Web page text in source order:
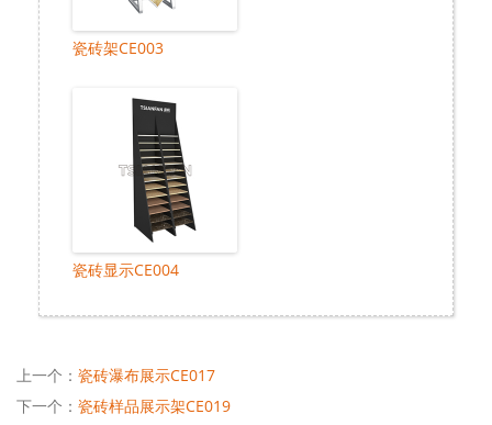
瓷砖架CE003
瓷砖显示CE004
上一个： 瓷砖瀑布展示CE017
下一个： 瓷砖样品展示架CE019